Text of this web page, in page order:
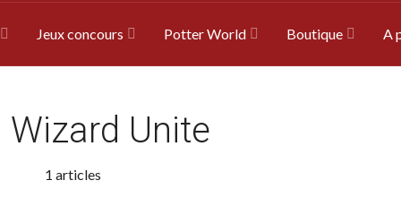
Jeux concours Potter World Boutique A
Wizard Unite
1 articles